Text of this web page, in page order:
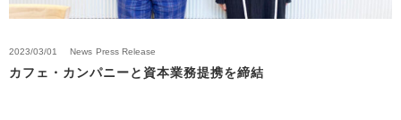
2023/03/01 News Press Release
カフェ・カンパニーと資本業務提携を締結